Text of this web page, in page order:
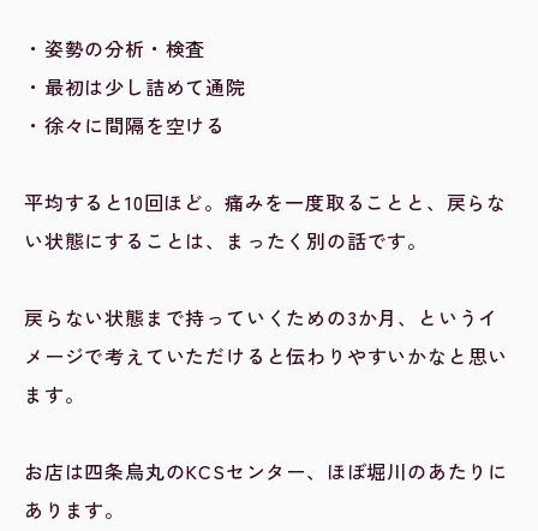
・姿勢の分析・検査
・最初は少し詰めて通院
・徐々に間隔を空ける
平均すると10回ほど。痛みを一度取ることと、戻らな
い状態にすることは、まったく別の話です。
戻らない状態まで持っていくための3か月、というイ
メージで考えていただけると伝わりやすいかなと思い
ます。
お店は四条烏丸のKCSセンター、ほぼ堀川のあたりに
あります。